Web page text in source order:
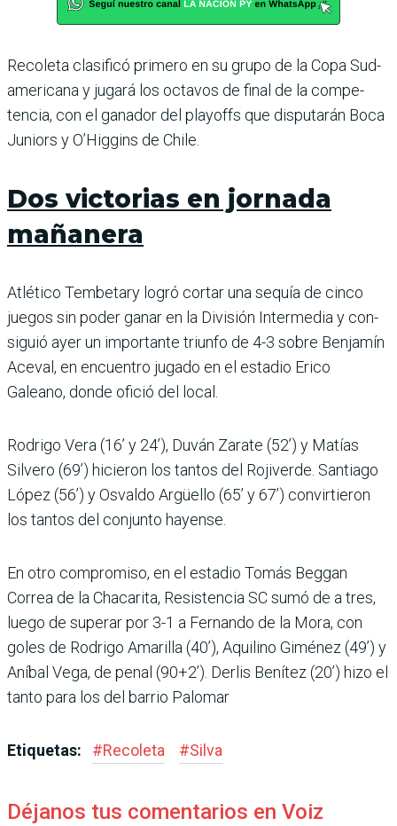
Recoleta clasificó primero en su grupo de la Copa Sud­
americana y jugará los octa­vos de final de la compe­
tencia, con el ganador del playoffs que disputarán Boca
Juniors y O’Higgins de Chile.
Dos victorias en jornada
mañanera
Atlético Tembetary logró cortar una sequía de cinco
juegos sin poder ganar en la División Intermedia y con­
siguió ayer un importante triunfo de 4-3 sobre Ben­jamín
Aceval, en encuen­tro jugado en el estadio Erico
Galeano, donde ofi­ció del local.
Rodrigo Vera (16’ y 24’), Duván Zarate (52’) y Matías
Silvero (69’) hicieron los tantos del Roji­verde. Santiago
López (56’) y Osvaldo Argüello (65’ y 67’) convirtieron
los tan­tos del conjunto hayense.
En otro compromiso, en el estadio Tomás Beggan
Correa de la Chacarita, Resistencia SC sumó de a tres,
luego de superar por 3-1 a Fernando de la Mora, con
goles de Rodrigo Ama­rilla (40’), Aquilino Gimé­nez (49’) y
Aníbal Vega, de penal (90+2’). Derlis Bení­tez (20’) hizo el
tanto para los del barrio Palomar
Etiquetas: #Recoleta #Silva
Déjanos tus comentarios en Voiz